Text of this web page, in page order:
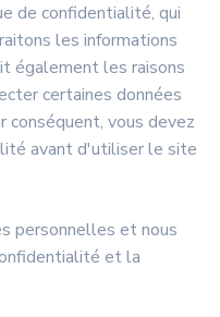
de confidentialité, qui
les informations
également les raisons
certaines données
conséquent, vous devez
avant d'utiliser le site
personnelles et nous
et la